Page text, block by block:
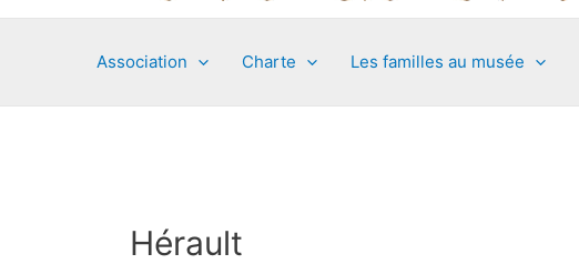
Association Charte Les familles au musée
Hérault